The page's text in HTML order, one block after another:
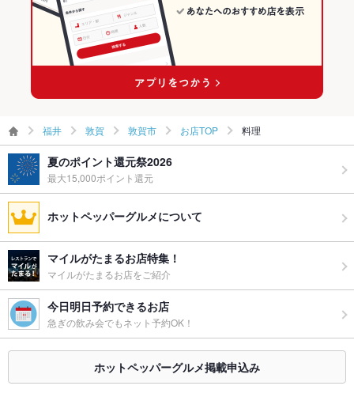
敦賀市のグルメランキング
敦賀市の居酒屋ランキング
敦賀市の海鮮ランキング
福井 敦賀 敦賀市 お店TOP 料理
夏のポイント還元祭2026
最大15,000ポイント還元
ホットペッパーグルメについて
マイルがたまるお店特集！
マイルがたまるお店をご紹介
今日明日予約できるお店
急ぎの飲み会でもネット予約OK！
ホットペッパーグルメ掲載申込み